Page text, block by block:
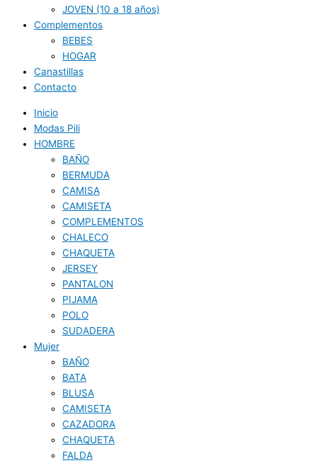
JOVEN (10 a 18 años)
Complementos
BEBES
HOGAR
Canastillas
Contacto
Inicio
Modas Pili
HOMBRE
BAÑO
BERMUDA
CAMISA
CAMISETA
COMPLEMENTOS
CHALECO
CHAQUETA
JERSEY
PANTALON
PIJAMA
POLO
SUDADERA
Mujer
BAÑO
BATA
BLUSA
CAMISETA
CAZADORA
CHAQUETA
FALDA